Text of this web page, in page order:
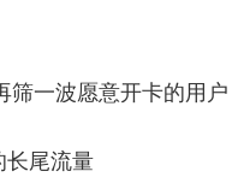
筛一波愿意开卡的用户
长尾流量